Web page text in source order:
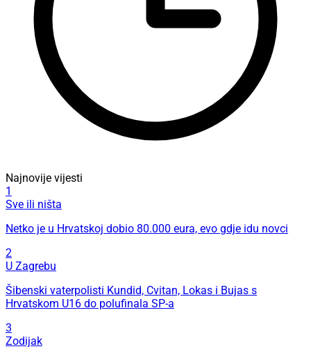
Najnovije vijesti
1
Sve ili ništa
Netko je u Hrvatskoj dobio 80.000 eura, evo gdje idu novci
2
U Zagrebu
Šibenski vaterpolisti Kundid, Cvitan, Lokas i Bujas s
Hrvatskom U16 do polufinala SP-a
3
Zodijak